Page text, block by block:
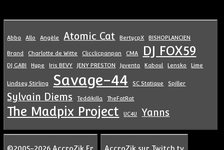
Abba Allo Angèle Atomic Cat BertycpX BISHOPLANCIEN
Brand Charlotte de Witte Clicclicpanpan CMA DJ FOX59
DJ GABI Hype Iris BEVY JENY PRESTON Juventa Kaboul Lensko Lime
Lindsey Stirling Savage-44 SC Statique Spiller
Sylvain Diems Teddikilla TheFatRat
The Madpix Project UC4U Yanns
©2005-2026 AccroZik.Fr AccroZik sur Twitch.tv